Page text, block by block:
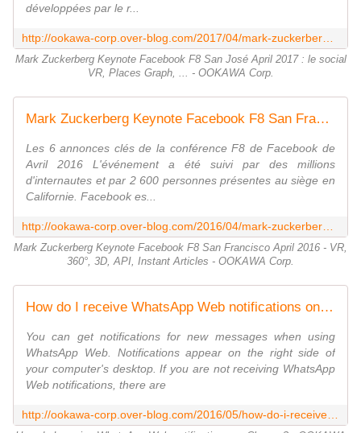
développées par le r...
Mark Zuckerberg Keynote Facebook F8 San José April 2017 : le social
VR, Places Graph, ... - OOKAWA Corp.
Mark Zuckerberg Keynote Facebook F8 San Francisco April 2016 - VR, 360°, 3D, API, Instant Articles - OOKAWA Corp.
Les 6 annonces clés de la conférence F8 de Facebook de
Avril 2016 L'événement a été suivi par des millions
d'internautes et par 2 600 personnes présentes au siège en
Californie. Facebook es...
Mark Zuckerberg Keynote Facebook F8 San Francisco April 2016 - VR,
360°, 3D, API, Instant Articles - OOKAWA Corp.
How do I receive WhatsApp Web notifications on Chrome? - OOKAWA Corp.
You can get notifications for new messages when using
WhatsApp Web. Notifications appear on the right side of
your computer's desktop. If you are not receiving WhatsApp
Web notifications, there are